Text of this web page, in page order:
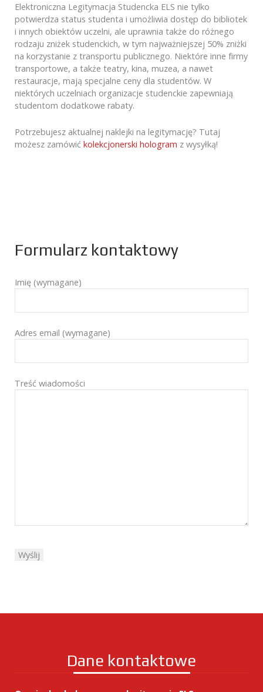
Elektroniczna Legitymacja Studencka ELS nie tylko
potwierdza status studenta i umożliwia dostęp do bibliotek
i innych obiektów uczelni, ale uprawnia także do różnego
rodzaju zniżek studenckich, w tym najważniejszej 50% zniżki
na korzystanie z transportu publicznego. Niektóre inne firmy
transportowe, a także teatry, kina, muzea, a nawet
restauracje, mają specjalne ceny dla studentów. W
niektórych uczelniach organizacje studenckie zapewniają
studentom dodatkowe rabaty.
Potrzebujesz aktualnej naklejki na legitymację? Tutaj
możesz zamówić kolekcjonerski hologram z wysyłką!
Formularz kontaktowy
Imię (wymagane)
Adres email (wymagane)
Treść wiadomości
Dane kontaktowe